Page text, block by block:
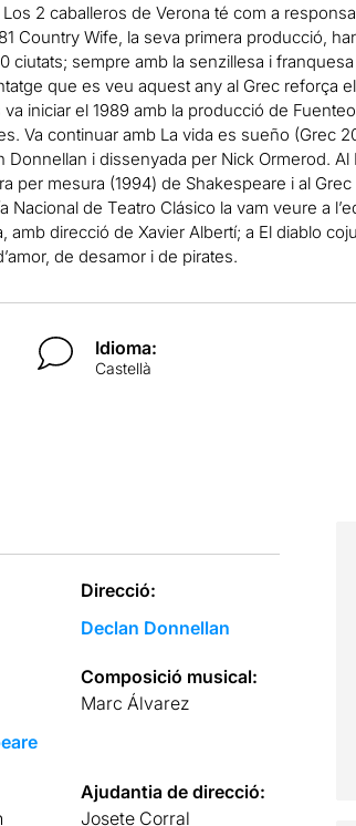
Los 2 caballeros de Verona té com a
Country Wife, la seva primera producció,
ciutats; sempre amb la senzillesa i
que es veu aquest any al Grec reforça
iniciar el 1989 amb la producció de
Va continuar amb La vida es sueño (Grec
Donnellan i dissenyada per Nick Ormerod.
per mesura (1994) de Shakespeare i al
Nacional de Teatro Clásico la vam veure a
amb direcció de Xavier Albertí; a El diablo
de desamor i de pirates.
Idioma:
Castellà
Direcció:
Declan Donnellan
Composició musical:
Marc Álvarez
Ajudantia de direcció:
Josete Corral